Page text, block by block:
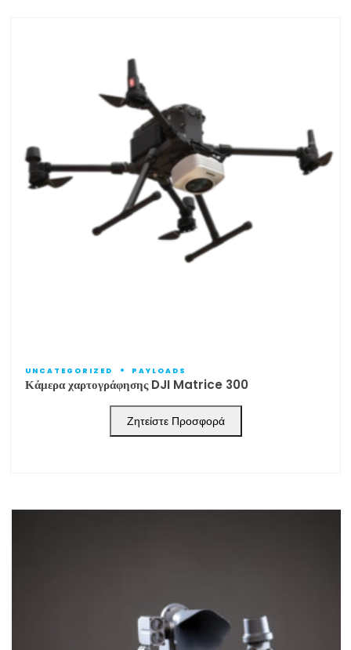
UNCATEGORIZED PAYLOADS
Κάμερα χαρτογράφησης DJI Matrice 300
Ζητείστε Προσφορά